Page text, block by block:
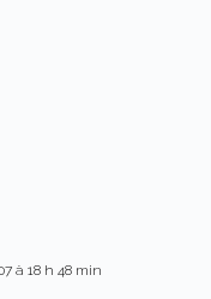
à 18 h 48 min